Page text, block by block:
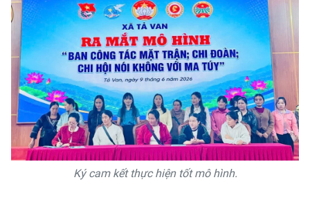
Ký cam kết thực hiện tốt mô hình.